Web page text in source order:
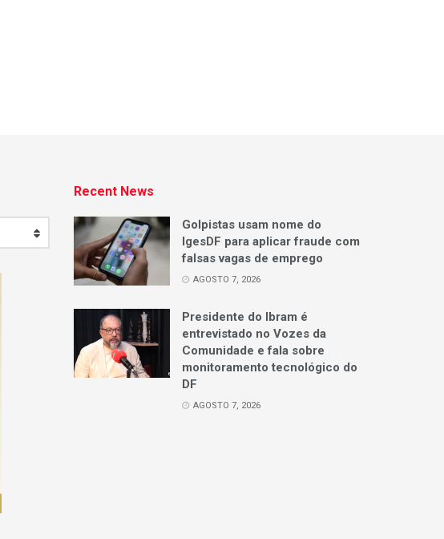
Recent News
Golpistas usam nome do
IgesDF para aplicar fraude com
falsas vagas de emprego
AGOSTO 7, 2026
Presidente do Ibram é
entrevistado no Vozes da
Comunidade e fala sobre
monitoramento tecnológico do
DF
AGOSTO 7, 2026